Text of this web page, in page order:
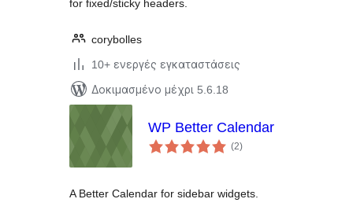
for fixed/sticky headers.
corybolles
10+ ενεργές εγκαταστάσεις
Δοκιμασμένο μέχρι 5.6.18
WP Better Calendar
(2αξιολογήσεις
σύνολο
)
A Better Calendar for sidebar widgets.